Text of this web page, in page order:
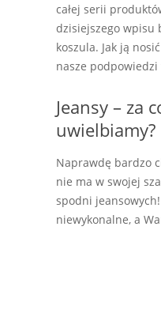
całej serii
dzisiejszego wpisu
koszula. Jak ją
nasze
Jeansy – za
uwielbiamy?
Naprawdę bardzo
nie ma w swojej
spodni
niewykonalne, a